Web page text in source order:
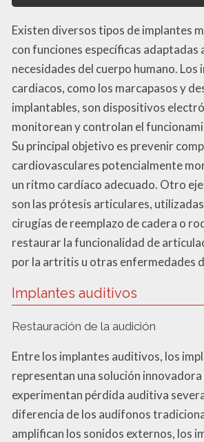
Existen diversos tipos de implantes
con funciones específicas adaptadas
necesidades del cuerpo humano. Los
cardiacos, como los marcapasos y
implantables, son dispositivos
monitorean y controlan el
Su principal objetivo es prevenir
cardiovasculares potencialmente
un ritmo cardíaco adecuado. Otro
son las prótesis articulares,
cirugías de reemplazo de cadera o
restaurar la funcionalidad de
por la artritis u otras enfermedades
Implantes auditivos
Restauración de la audición
Entre los implantes auditivos, los
representan una solución innovadora
experimentan pérdida auditiva
diferencia de los audífonos
amplifican los sonidos externos, los